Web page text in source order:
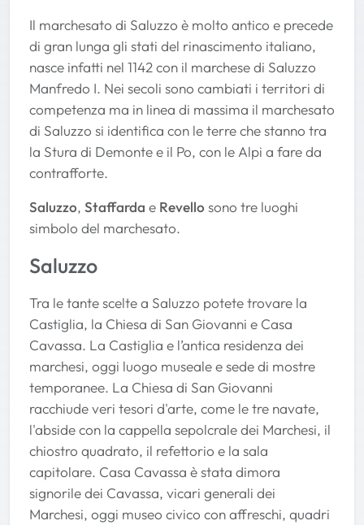
Il marchesato di Saluzzo è molto antico e precede
di gran lunga gli stati del rinascimento italiano,
nasce infatti nel 1142 con il marchese di Saluzzo
Manfredo I. Nei secoli sono cambiati i territori di
competenza ma in linea di massima il marchesato
di Saluzzo si identifica con le terre che stanno tra
la Stura di Demonte e il Po, con le Alpi a fare da
contrafforte.
Saluzzo, Staffarda e Revello sono tre luoghi
simbolo del marchesato.
Saluzzo
Tra le tante scelte a Saluzzo potete trovare la
Castiglia, la Chiesa di San Giovanni e Casa
Cavassa. La Castiglia e l’antica residenza dei
marchesi, oggi luogo museale e sede di mostre
temporanee. La Chiesa di San Giovanni
racchiude veri tesori d'arte, come le tre navate,
l'abside con la cappella sepolcrale dei Marchesi, il
chiostro quadrato, il refettorio e la sala
capitolare. Casa Cavassa è stata dimora
signorile dei Cavassa, vicari generali dei
Marchesi, oggi museo civico con affreschi, quadri